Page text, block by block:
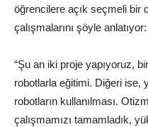
öğrencilere açık seçmeli bir
çalışmalarını şöyle anlatıyor:
“Şu an iki proje yapıyoruz,
robotlarla eğitimi. Diğeri ise,
robotların kullanılması.
çalışmamızı tamamladık,